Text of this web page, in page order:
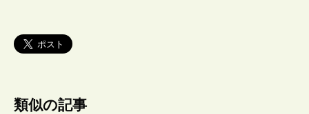
類似の記事